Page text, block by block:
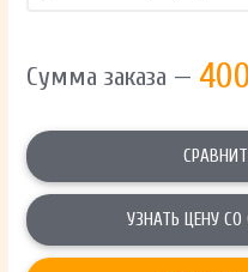
Сумма заказа — 400
УЗНАТЬ ЦЕНУ